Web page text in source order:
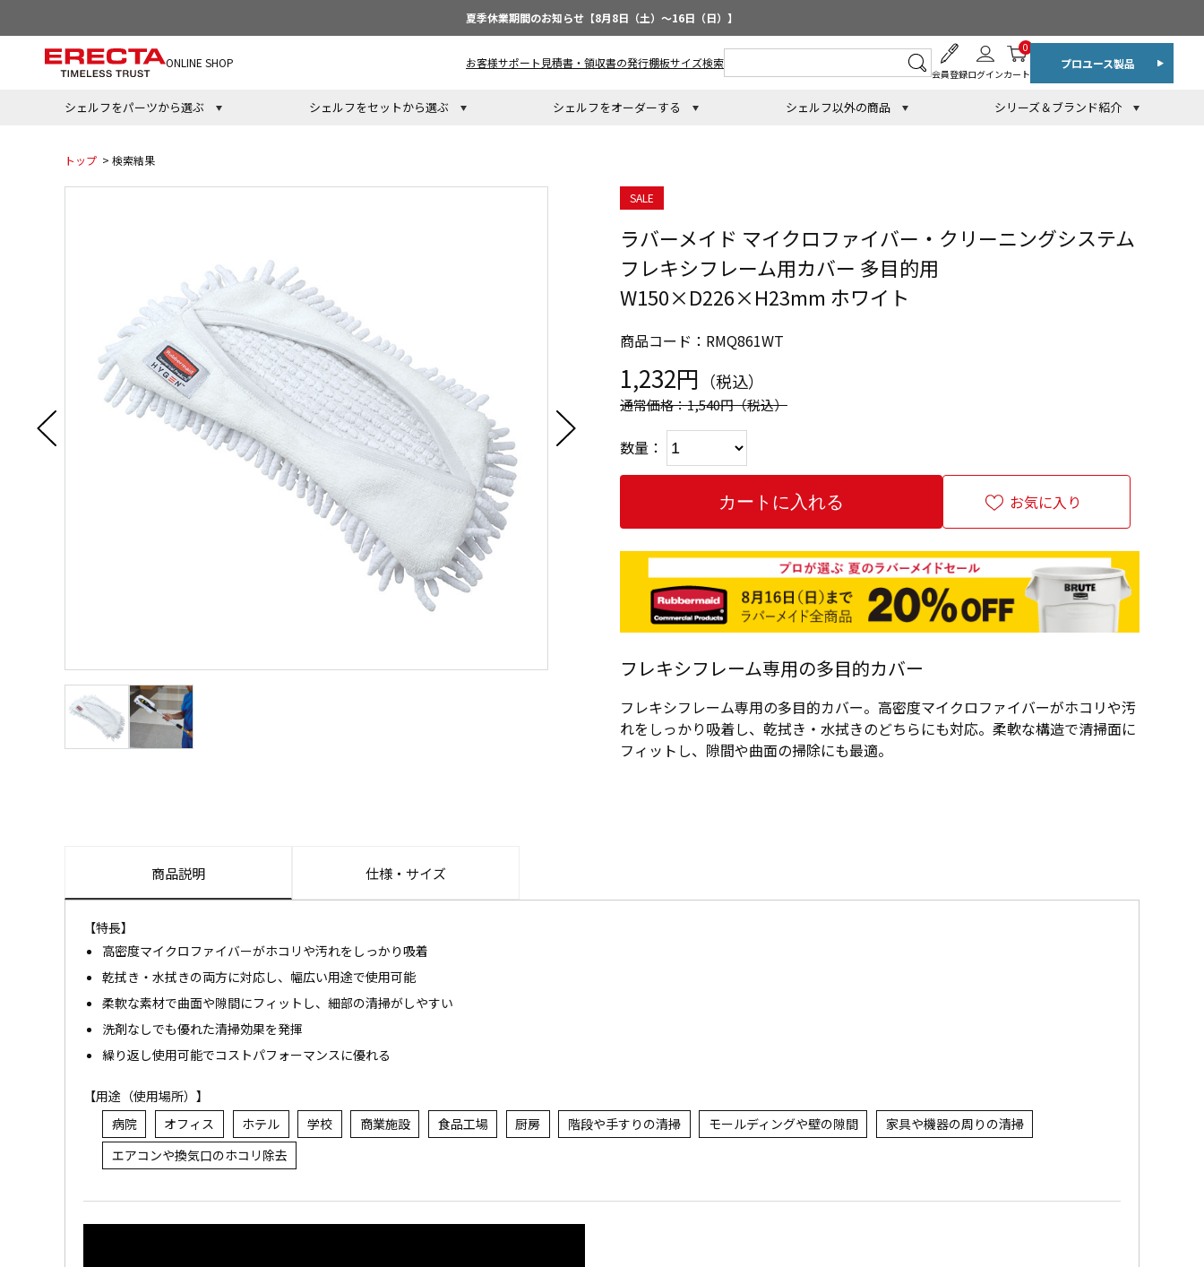
夏季休業期間のお知らせ【8月8日（土）～16日（日）】
ONLINE SHOP お客様サポート 見積書・領収書の発行棚板サイズ検索
会員登録ログインカート
0
プロユース製品
シェルフをパーツから選ぶ シェルフをセットから選ぶ シェルフをオーダーする シェルフ以外の商品 シリーズ＆ブランド紹介
トップ > 検索結果
SALE
ラバーメイド マイクロファイバー・クリーニングシステム
フレキシフレーム用カバー 多目的用
W150×D226×H23mm ホワイト
商品コード：RMQ861WT
1,232円 （税込）
通常価格：1,540円（税込）
数量：
お気に入り
フレキシフレーム専用の多目的カバー
フレキシフレーム専用の多目的カバー。高密度マイクロファイバーがホコリや汚
れをしっかり吸着し、乾拭き・水拭きのどちらにも対応。柔軟な構造で清掃面に
フィットし、隙間や曲面の掃除にも最適。
商品説明 仕様・サイズ
【特長】
高密度マイクロファイバーがホコリや汚れをしっかり吸着
乾拭き・水拭きの両方に対応し、幅広い用途で使用可能
柔軟な素材で曲面や隙間にフィットし、細部の清掃がしやすい
洗剤なしでも優れた清掃効果を発揮
繰り返し使用可能でコストパフォーマンスに優れる
【用途（使用場所）】
病院
オフィス ホテル 学校 商業施設 食品工場 厨房 階段や手すりの清掃 モールディングや壁の隙間
家具や機器の周りの清掃
エアコンや換気口のホコリ除去